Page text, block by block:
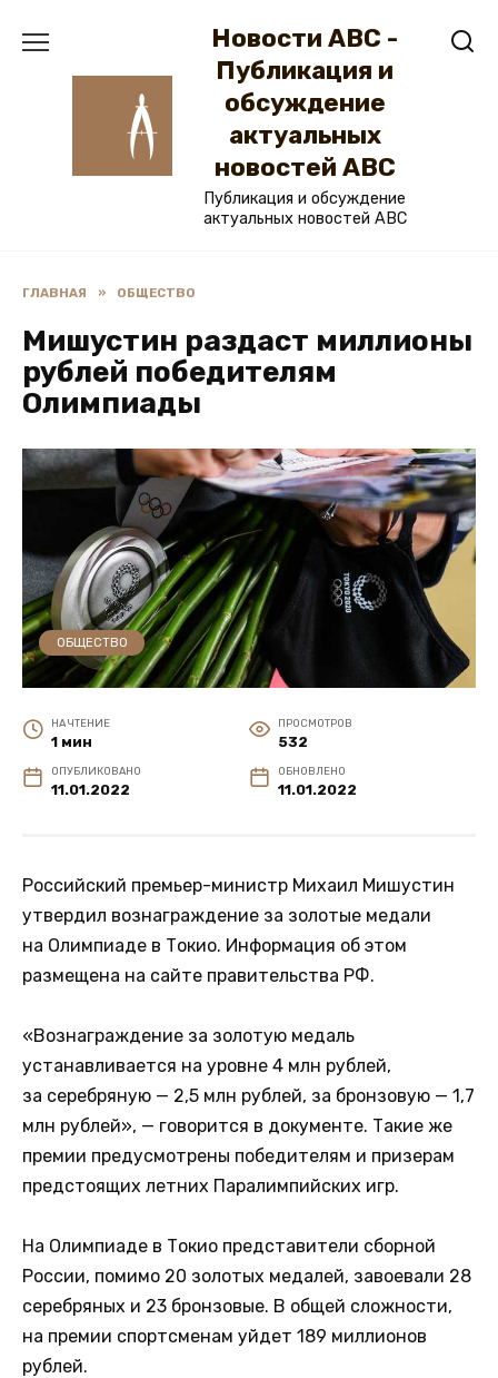
Новости ABC -
Публикация и
обсуждение
актуальных
новостей ABC
Публикация и обсуждение
актуальных новостей ABC
ГЛАВНАЯ » ОБЩЕСТВО
Мишустин раздаст миллионы
рублей победителям
Олимпиады
ОБЩЕСТВО
НА ЧТЕНИЕ
1 мин
ПРОСМОТРОВ
532
ОПУБЛИКОВАНО
11.01.2022
ОБНОВЛЕНО
11.01.2022
Российский премьер-министр Михаил Мишустин
утвердил вознаграждение за золотые медали
на Олимпиаде в Токио. Информация об этом
размещена на сайте правительства РФ.
«Вознаграждение за золотую медаль
устанавливается на уровне 4 млн рублей,
за серебряную — 2,5 млн рублей, за бронзовую — 1,7
млн рублей», — говорится в документе. Такие же
премии предусмотрены победителям и призерам
предстоящих летних Паралимпийских игр.
На Олимпиаде в Токио представители сборной
России, помимо 20 золотых медалей, завоевали 28
серебряных и 23 бронзовые. В общей сложности,
на премии спортсменам уйдет 189 миллионов
рублей.